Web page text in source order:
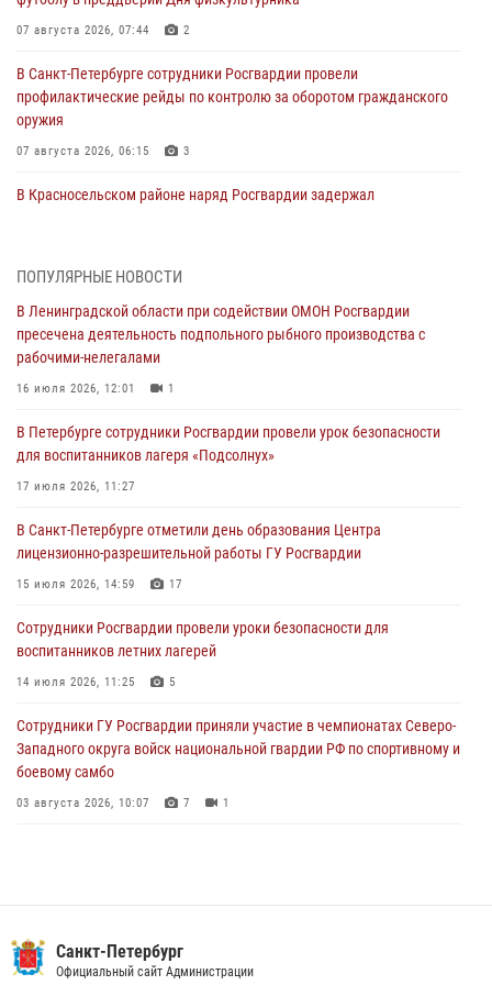
07 августа 2026, 07:44 2
В Санкт-Петербурге сотрудники Росгвардии провели
профилактические рейды по контролю за оборотом гражданского
оружия
07 августа 2026, 06:15 3
В Красносельском районе наряд Росгвардии задержал
06 августа 2026, 13:39 1
В Центральном районе росгвардейцы оперативно задержали
хулигана, стрелявшего из пускового устройства рядом с жилыми
домами
06 августа 2026, 11:36
Сотрудники и военнослужащие Росгвардии обеспечили
правопорядок при проведении матча "Зенит" - "Балтика"
06 августа 2026, 07:30
В Выборгском районе наряд Росгвардии обнаружил
разыскиваемый преступный автотранспорт
05 августа 2026, 12:25 2
Петербургские росгвардейцы обнаружили объявленный в розыск
автомобиль, ранее использовавшийся при совершении кражи в
Ленобласти
ПОПУЛЯРНЫЕ НОВОСТИ
В Ленинградской области при содействии ОМОН Росгвардии
пресечена деятельность подпольного рыбного производства с
рабочими-нелегалами
16 июля 2026, 12:01 1
В Петербурге сотрудники Росгвардии провели урок безопасности
для воспитанников лагеря «Подсолнух»
17 июля 2026, 11:27
В Санкт-Петербурге отметили день образования Центра
лицензионно-разрешительной работы ГУ Росгвардии
15 июля 2026, 14:59 17
Сотрудники Росгвардии провели уроки безопасности для
воспитанников летних лагерей
14 июля 2026, 11:25 5
Сотрудники ГУ Росгвардии приняли участие в чемпионатах Северо-
Западного округа войск национальной гвардии РФ по спортивному и
боевому самбо
03 августа 2026, 10:07 7 1
В Красногвардейском районе росгвардейцы задержали хулигана,
угрожавшего мужчине пневматическим пистолетом
Санкт-Петербург
Официальный сайт Администрации